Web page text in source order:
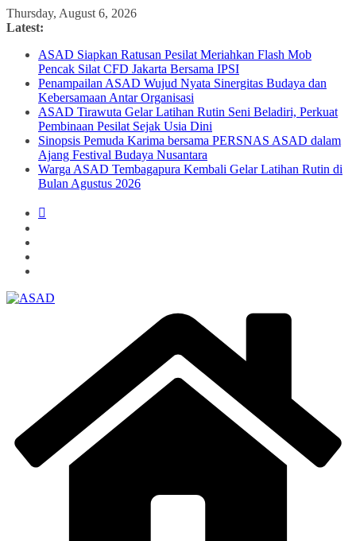
Skip
to
Thursday, August 6, 2026
Latest:
ASAD Siapkan Ratusan Pesilat Meriahkan Flash Mob
Pencak Silat CFD Jakarta Bersama IPSI
Penampailan ASAD Wujud Nyata Sinergitas Budaya dan
Kebersamaan Antar Organisasi
ASAD Tirawuta Gelar Latihan Rutin Seni Beladiri, Perkuat
Pembinaan Pesilat Sejak Usia Dini
Sinopsis Pemuda Karima bersama PERSNAS ASAD dalam
Ajang Festival Budaya Nusantara
Warga ASAD Tembagapura Kembali Gelar Latihan Rutin di
Bulan Agustus 2026